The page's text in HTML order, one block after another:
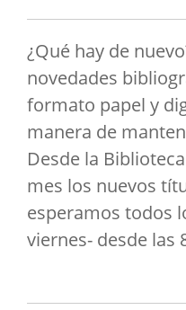
¿Qué hay de
novedades
formato papel y
manera de
Desde la
mes los nuevos
esperamos todos
viernes- desde las